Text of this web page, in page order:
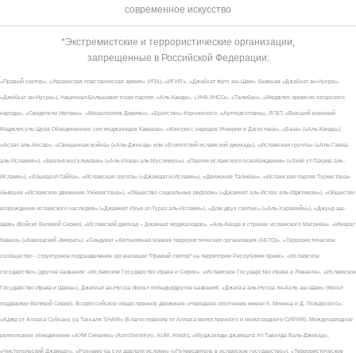
современное искусство
*Экстремистские и террористические организации,
запрещенные в Российской Федерации:
«Правый сектор», «Украинская повстанческая армия» (УПА), «ИГИЛ», «Джабхат Фатх аш-Шам» (бывшая «Джабхат ан-Нусра»,
«Джебхат ан-Нусра»), Национал-Большевистская партия, «Аль-Каида», «УНА-УНСО», «Талибан», «Меджлис крымско-татарского
народа», «Свидетели Иеговы», «Мизантропик Дивижн», «Братство» Корчинского, «Артподготовка», ЛГБТ, «Высший военный
Маджлисуль Шура Объединенных сил моджахедов Кавказа», «Конгресс народов Ичкерии и Дагестана», «База» («Аль-Каида»),
«Асбат аль-Ансар», «Священная война» («Аль-Джихад» или «Египетский исламский джихад»), «Исламская группа» («Аль-Гамаа
аль-Исламия»), «Братья-мусульмане» («Аль-Ихван аль-Муслимун»), «Партия исламского освобождения» («Хизб ут-Тахрир аль-
Ислами»), «Лашкар-И-Тайба», «Исламская группа» («Джамаат-и-Ислами»), «Движение Талибан», «Исламская партия Туркестана»
(бывшее «Исламское движение Узбекистана»), «Общество социальных реформ» («Джамият аль-Ислах аль-Иджтимаи»), «Общество
возрождения исламского наследия» («Джамият Ихья ат-Тураз аль-Ислами»), «Дом двух святых» («Аль-Харамейн»), «Джунд аш-
Шам» (Войско Великой Сирии), «Исламский джихад – Джамаат моджахедов», «Аль-Каида в странах исламского Магриба», «Имарат
Кавказ» («Кавказский Эмират»), «Синдикат «Автономная боевая террористическая организация (АБТО)», «Террористическое
сообщество - структурное подразделение организации "Правый сектор" на территории Республики Крым», «Исламское
государство» (другие названия: «Исламское Государство Ирака и Сирии», «Исламское Государство Ирака и Леванта», «Исламское
Государство Ирака и Шама»), Джебхат ан-Нусра (Фронт победы)(другие названия: «Джабха аль-Нусра ли-Ахль аш-Шам» (Фронт
поддержки Великой Сирии), Всероссийское общественное движение «Народное ополчение имени К. Минина и Д. Пожарского»,
«Аджр от Аллаха Субхану уа Тагьаля SHAM» (Благословение от Аллаха милоственного и милосердного СИРИЯ), Международное
религиозное объединение «АУМ Синрике» (AumShinrikyo, AUM, Aleph), «Муджахеды джамаата Ат-Тавхида Валь-Джихад»,
«Чистопольский Джамаат», «Рохнамо ба суи давлати исломи» («Путеводитель в исламское государство»), «Террористическое